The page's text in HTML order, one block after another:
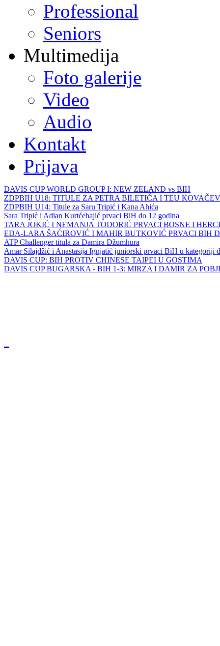
Professional
Seniors
Multimedija
Foto galerije
Video
Audio
Kontakt
Prijava
DAVIS CUP WORLD GROUP I: NEW ZELAND vs BIH
ZDPBIH U18: TITULE ZA PETRA BILETIĆA I TEU
ZDPBIH U14: Titule za Saru Tripić i Kana Ahića
Sara Tripić i Adian Kurtćehajić prvaci BiH do 12 godina
TARA JOKIĆ I NEMANJA TODORIĆ PRVACI BOSNE I
EDA-LARA ŠAĆIROVIĆ I MAHIR BUTKOVIĆ PRVACI BIH
ATP Challenger titula za Damira Džumhura
Amar Silajdžić i Anastasija Ignjatić juniorski prvaci BiH u kategoriji
DAVIS CUP: BIH PROTIV CHINESE TAIPEI U GOSTIMA
DAVIS CUP BUGARSKA - BIH 1-3: MIRZA I DAMIR ZA